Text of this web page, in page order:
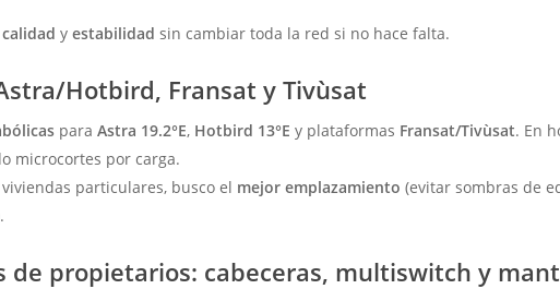
calidad yestabilidad sin cambiar toda la red si no hace falta.
Hotbird, Fransat y Tivùsat
paraAstra 19.2°E, Hotbird 13°E y plataformas Fransat/Tivùsat. En
microcortes por carga.
particulares, busco el mejor emplazamiento (evitar sombras de
de propietarios: cabeceras, multiswitch y